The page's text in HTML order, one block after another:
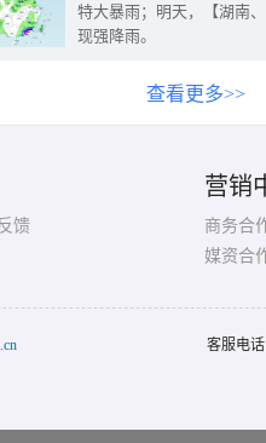
特大暴雨；明天，【湖南
现强降雨。
查看更多>>
馈
营销
商务合
媒资合
客服电